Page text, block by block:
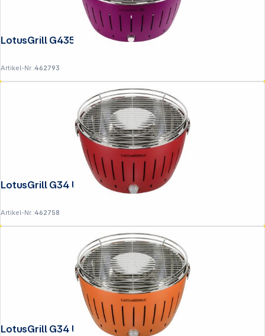
LotusGrill G435 U Lila
Artikel-Nr.:462793
LotusGrill G34 U Rot
Artikel-Nr.:462758
LotusGrill G34 U Orange